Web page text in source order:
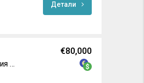
Детали
Полностью меблированная квартира-студия в Emerald Dreams
€80,000